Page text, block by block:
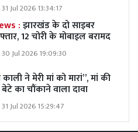
Jul 2026 13:34:17
:झारखंड के दो साइबर
12 चोरी के मोबाइल बरामद
Jul 2026 19:09:30
ने मेरी मां को मारां”, मां की
का चौंकाने वाला दावा
Jul 2026 15:29:47